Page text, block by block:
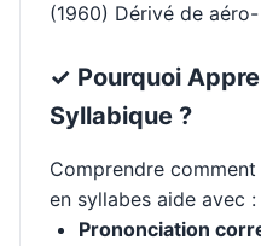
(1960) Dérivé de
✓ Pourquoi
Syllabique ?
Comprendre
en syllabes aide avec :
Prononciation